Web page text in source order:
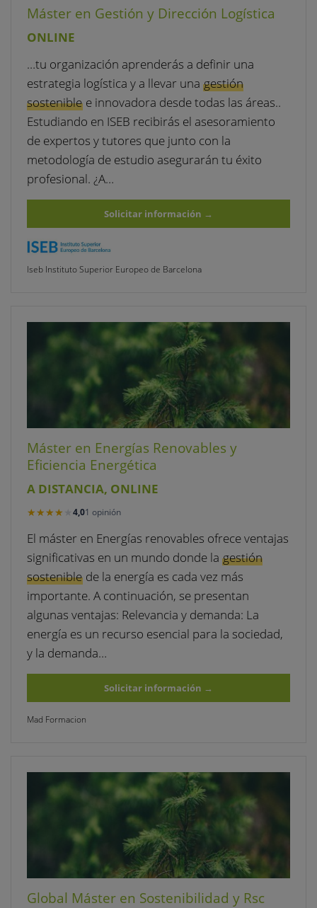
Máster en Gestión y Dirección Logística
ONLINE
…tu organización aprenderás a definir una
estrategia logística y a llevar una gestión
sosteniblee innovadora desde todas las áreas..
Estudiando en ISEB recibirás el asesoramiento
de expertos y tutores que junto con la
metodología de estudio asegurarán tu éxito
profesional. ¿A…
Solicitar información →
Iseb Instituto Superior Europeo de Barcelona
Máster en Energías Renovables y
Eficiencia Energética
A DISTANCIA, ONLINE
★★★★★
★★★★★ 4,01 opinión
El máster en Energías renovables ofrece ventajas
significativas en un mundo donde la gestión
sosteniblede la energía es cada vez más
importante. A continuación, se presentan
algunas ventajas: Relevancia y demanda: La
energía es un recurso esencial para la sociedad,
y la demanda…
Solicitar información →
Mad Formacion
Global Máster en Sostenibilidad y Rsc